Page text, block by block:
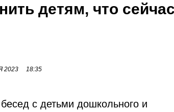
детям, что сейчас
2023 18:35
с детьми дошкольного и